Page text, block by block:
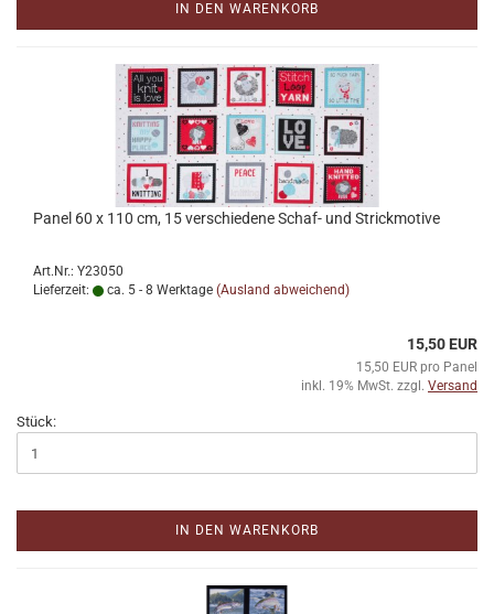
IN DEN WARENKORB
Panel 60 x 110 cm, 15 verschiedene Schaf- und Strickmotive
Art.Nr.: Y23050
Lieferzeit:
ca. 5 - 8 Werktage (Ausland abweichend)
15,50 EUR
15,50 EUR pro Panel
inkl. 19% MwSt. zzgl. Versand
Stück:
IN DEN WARENKORB